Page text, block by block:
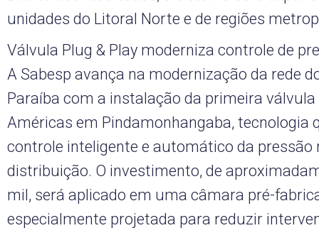
unidades do Litoral Norte e de regiões
Válvula Plug & Play moderniza controle de
A Sabesp avança na modernização da rede
Paraíba com a instalação da primeira válvula
Américas em Pindamonhangaba, tecnologia
controle inteligente e automático da pressão
distribuição. O investimento, de
mil, será aplicado em uma câmara pré-
especialmente projetada para reduzir